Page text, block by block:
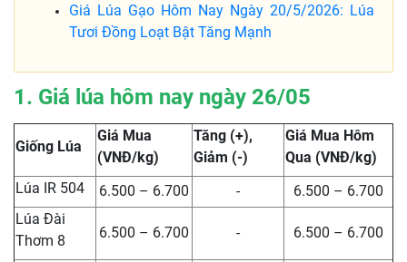
Giá Lúa Gạo Hôm Nay Ngày 20/5/2026: Lúa
Tươi Đồng Loạt Bật Tăng Mạnh
1. Giá lúa hôm nay ngày 26/05
Giống Lúa
Giá Mua
(VNĐ/kg)
Tăng (+),
Giảm (-)
Giá Mua Hôm
Qua (VNĐ/kg)
Lúa IR 504
6.500 – 6.700 -
6.500 – 6.700
Lúa Đài
Thơm 8
6.500 – 6.700 - 6.500 – 6.700